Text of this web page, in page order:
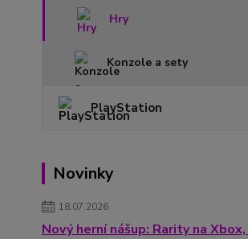
Hry
Konzole a sety
PlayStation
Novinky
18.07.2026
Nový herní nášup: Rarity na Xbox,